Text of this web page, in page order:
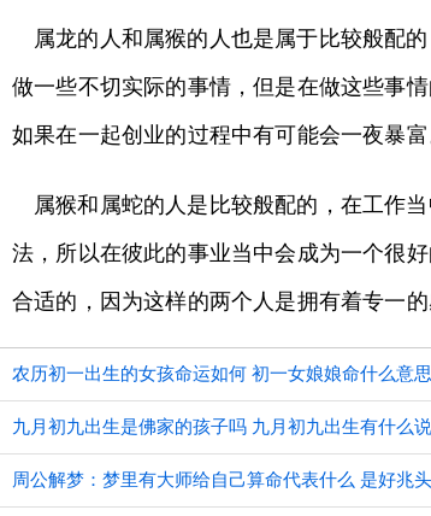
属龙的人和属猴的人也是属于比较般配
做一些不切实际的事情，但是在做这些事
如果在一起创业的过程中有可能会一夜暴富
属猴和属蛇的人是比较般配的，在工作
法，所以在彼此的事业当中会成为一个很
合适的，因为这样的两个人是拥有着专一
农历初一出生的女孩命运如何 初一女娘娘命什么意思
九月初九出生是佛家的孩子吗 九月初九出生有什么
周公解梦：梦里有大师给自己算命代表什么 是好兆